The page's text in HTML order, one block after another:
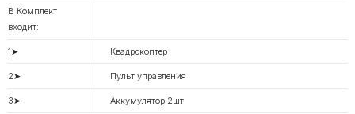
В Комплект
входит:
1➤ Квадрокоптер
2➤ Пульт управления
3➤ Аккумулятор 2шт